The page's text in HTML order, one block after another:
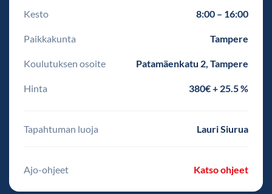
Kesto 8:00 – 16:00
Paikkakunta Tampere
Koulutuksen osoite Patamäenkatu 2, Tampere
Hinta 380€ + 25.5 %
Tapahtuman luoja Lauri Siurua
Ajo-ohjeet Katso ohjeet